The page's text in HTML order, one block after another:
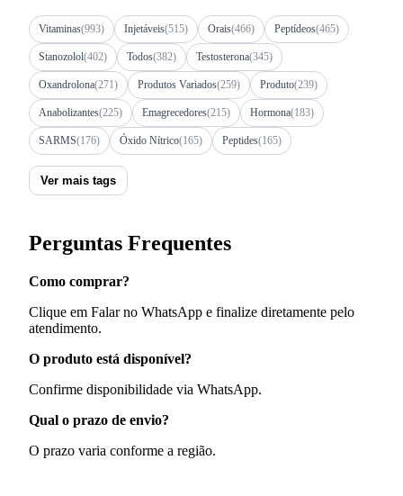
Vitaminas(993) Injetáveis(515) Orais(466) Peptídeos(465)
Stanozolol(402) Todos(382) Testosterona(345)
Oxandrolona(271) Produtos Variados(259) Produto(239)
Anabolizantes(225) Emagrecedores(215) Hormona(183)
SARMS(176) Óxido Nítrico(165) Peptides(165)
Ver mais tags
Perguntas Frequentes
Como comprar?
Clique em Falar no WhatsApp e finalize diretamente pelo
atendimento.
O produto está disponível?
Confirme disponibilidade via WhatsApp.
Qual o prazo de envio?
O prazo varia conforme a região.